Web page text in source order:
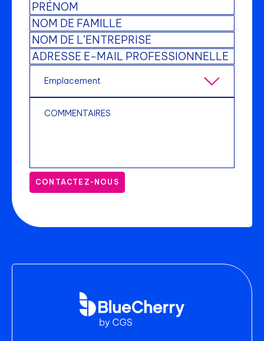
CONTACTEZ-NOUS